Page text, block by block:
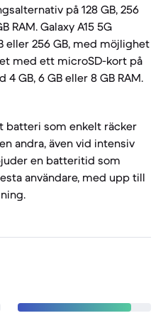
på 128 GB, 256
RAM. Galaxy A15 5G
eller 256 GB, med möjlighet
med ett microSD-kort på
GB, 6 GB eller 8 GB RAM.
batteri som enkelt räcker
andra, även vid intensiv
en batteritid som
användare, med upp till